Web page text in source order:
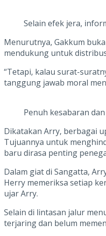
Selain efek jera,
Menurutnya, Gakkum
mendukung untuk
“Tetapi, kalau surat-
tanggung jawab moral
Penuh kesabaran
Dikatakan Arry, berbagai
Tujuannya untuk
baru dirasa penting
Dalam giat di Sangatta,
Herry memeriksa setiap
ujar Arry.
Selain di lintasan jalur
terjaring dan belum